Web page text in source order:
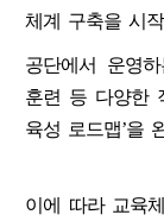
체계 구축을 시
공단에서 운영
훈련 등 다양한
육성 로드맵’을
이에 따라 교육